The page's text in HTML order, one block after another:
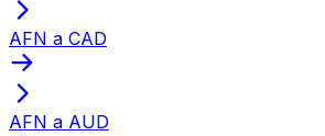
AFN a CAD
AFN a AUD